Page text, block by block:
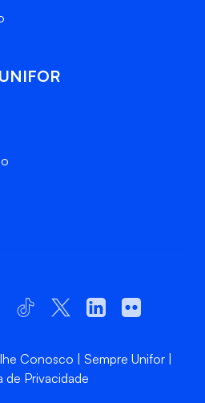
Conosco
Sempre Unifor
de Privacidade